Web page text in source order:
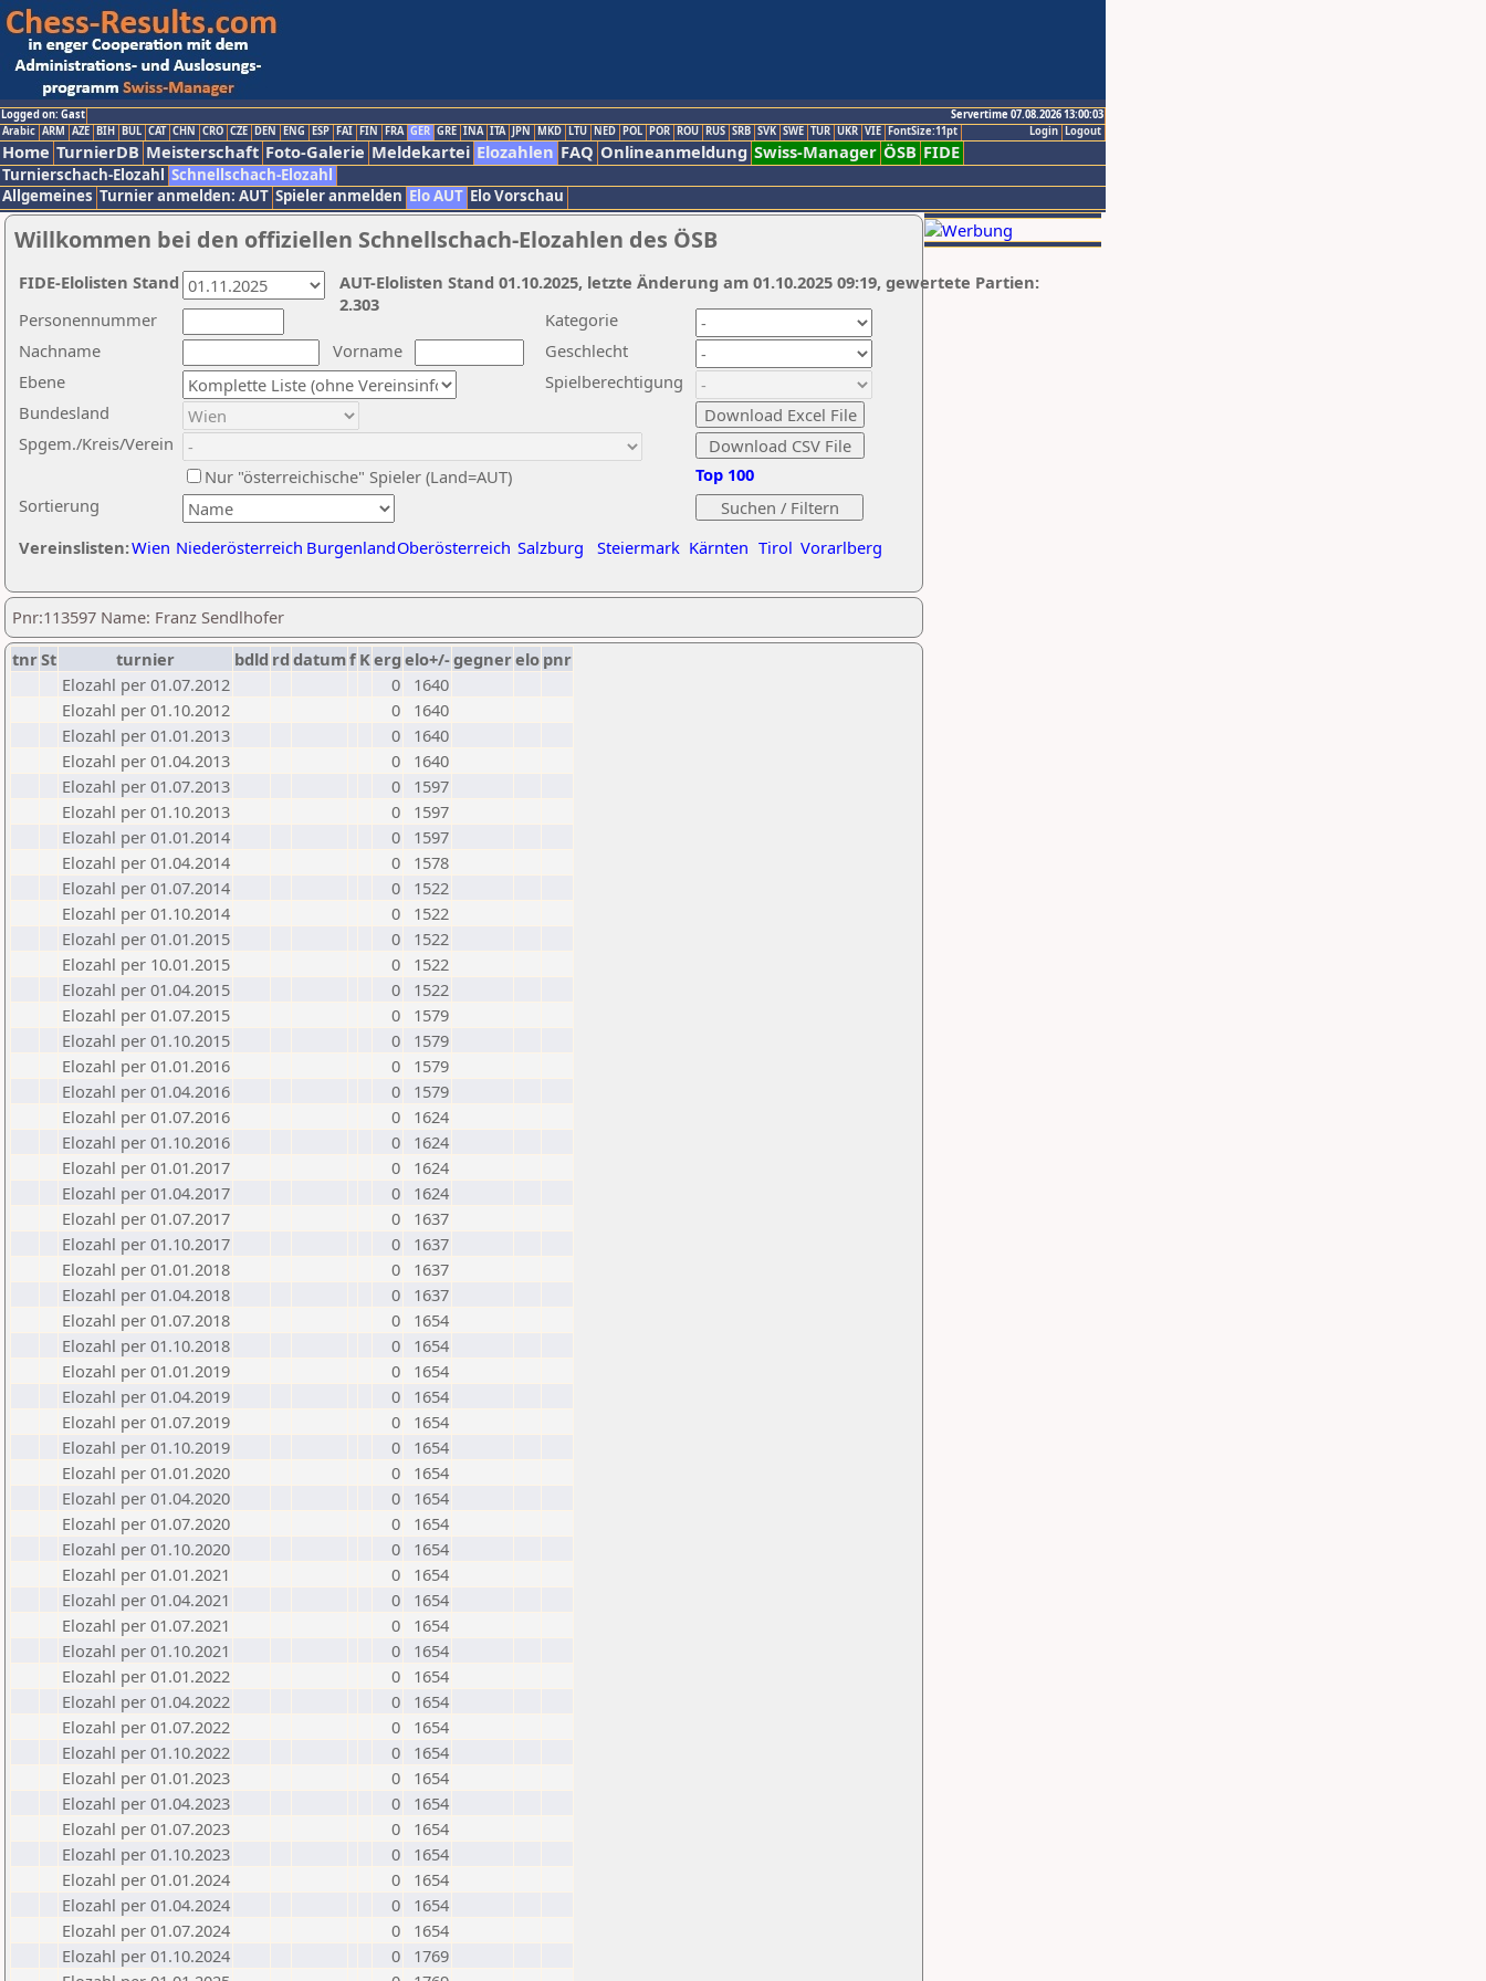
Logged on: Gast
Servertime 07.08.2026 13:00:03
Logout
Login
Arabic ARM AZE BIH BUL CAT CHN CRO CZE DEN ENG ESP FAI FIN FRA GER GRE INA ITA JPN MKD LTU NED POL POR ROU RUS SRB SVK SWE TUR UKR VIE FontSize:11pt
Home TurnierDB Meisterschaft Foto-Galerie Meldekartei Elozahlen FAQ Onlineanmeldung Swiss-Manager ÖSB FIDE
Turnierschach-Elozahl Schnellschach-Elozahl
Allgemeines Turnier anmelden: AUT Spieler anmelden Elo AUT Elo Vorschau
Willkommen bei den offiziellen Schnellschach-Elozahlen des ÖSB
Nachname
Vorname
Ebene
Kategorie
Sortierung
Personennummer
Bundesland
Spgem./Kreis/Verein
Geschlecht
Nur "österreichische" Spieler (Land=AUT)
Spielberechtigung
Vereinslisten:Wien Niederösterreich BurgenlandOberösterreich Salzburg Steiermark Kärnten Tirol Vorarlberg
Top 100
AUT-Elolisten Stand 01.10.2025, letzte Änderung am 01.10.2025 09:19, gewertete Partien:
2.303
FIDE-Elolisten Stand
Pnr:113597 Name: Franz Sendlhofer
tnrSt turnier bdld rd datumf Kerg elo+/-gegnerelo pnr
Elozahl per 01.07.2012
0
1640
Elozahl per 01.10.2012
0
1640
Elozahl per 01.01.2013
0
1640
Elozahl per 01.04.2013
0
1640
Elozahl per 01.07.2013
0
1597
Elozahl per 01.10.2013
0
1597
Elozahl per 01.01.2014
0
1597
Elozahl per 01.04.2014
0
1578
Elozahl per 01.07.2014
0
1522
Elozahl per 01.10.2014
0
1522
Elozahl per 01.01.2015
0
1522
Elozahl per 10.01.2015
0
1522
Elozahl per 01.04.2015
0
1522
Elozahl per 01.07.2015
0
1579
Elozahl per 01.10.2015
0
1579
Elozahl per 01.01.2016
0
1579
Elozahl per 01.04.2016
0
1579
Elozahl per 01.07.2016
0
1624
Elozahl per 01.10.2016
0
1624
Elozahl per 01.01.2017
0
1624
Elozahl per 01.04.2017
0
1624
Elozahl per 01.07.2017
0
1637
Elozahl per 01.10.2017
0
1637
Elozahl per 01.01.2018
0
1637
Elozahl per 01.04.2018
0
1637
Elozahl per 01.07.2018
0
1654
Elozahl per 01.10.2018
0
1654
Elozahl per 01.01.2019
0
1654
Elozahl per 01.04.2019
0
1654
Elozahl per 01.07.2019
0
1654
Elozahl per 01.10.2019
0
1654
Elozahl per 01.01.2020
0
1654
Elozahl per 01.04.2020
0
1654
Elozahl per 01.07.2020
0
1654
Elozahl per 01.10.2020
0
1654
Elozahl per 01.01.2021
0
1654
Elozahl per 01.04.2021
0
1654
Elozahl per 01.07.2021
0
1654
Elozahl per 01.10.2021
0
1654
Elozahl per 01.01.2022
0
1654
Elozahl per 01.04.2022
0
1654
Elozahl per 01.07.2022
0
1654
Elozahl per 01.10.2022
0
1654
Elozahl per 01.01.2023
0
1654
Elozahl per 01.04.2023
0
1654
Elozahl per 01.07.2023
0
1654
Elozahl per 01.10.2023
0
1654
Elozahl per 01.01.2024
0
1654
Elozahl per 01.04.2024
0
1654
Elozahl per 01.07.2024
0
1654
Elozahl per 01.10.2024
0
1769